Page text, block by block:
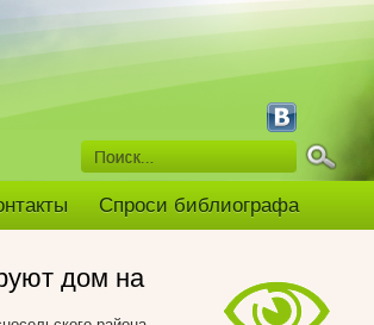
Спроси библиографа
дом на